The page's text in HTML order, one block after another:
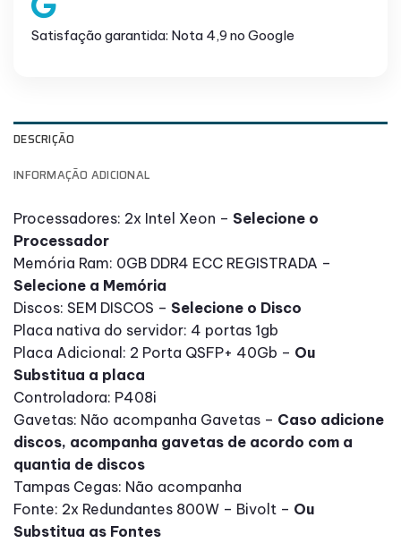
Satisfação garantida: Nota 4,9 no Google
DESCRIÇÃO
INFORMAÇÃO ADICIONAL
Processadores: 2x Intel Xeon – Selecione o
Processador
Memória Ram: 0GB DDR4 ECC REGISTRADA –
Selecione a Memória
Discos: SEM DISCOS – Selecione o Disco
Placa nativa do servidor: 4 portas 1gb
Placa Adicional: 2 Porta QSFP+ 40Gb – Ou
Substitua a placa
Controladora: P408i
Gavetas: Não acompanha Gavetas – Caso adicione
discos, acompanha gavetas de acordo com a
quantia de discos
Tampas Cegas: Não acompanha
Fonte: 2x Redundantes 800W – Bivolt – Ou
Substitua as Fontes